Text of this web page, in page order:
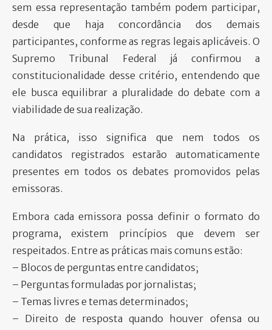
sem essa representação também podem participar,
desde que haja concordância dos demais
participantes, conforme as regras legais aplicáveis. O
Supremo Tribunal Federal já confirmou a
constitucionalidade desse critério, entendendo que
ele busca equilibrar a pluralidade do debate com a
viabilidade de sua realização.
Na prática, isso significa que nem todos os
candidatos registrados estarão automaticamente
presentes em todos os debates promovidos pelas
emissoras.
Embora cada emissora possa definir o formato do
programa, existem princípios que devem ser
respeitados. Entre as práticas mais comuns estão:
– Blocos de perguntas entre candidatos;
– Perguntas formuladas por jornalistas;
– Temas livres e temas determinados;
– Direito de resposta quando houver ofensa ou